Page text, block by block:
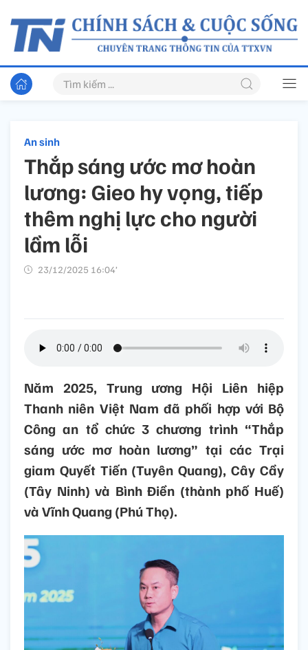
An sinh
Thắp sáng ước mơ hoàn
lương: Gieo hy vọng, tiếp
thêm nghị lực cho người
lầm lỗi
23/12/2025 16:04’
Năm 2025, Trung ương Hội Liên hiệp
Thanh niên Việt Nam đã phối hợp với Bộ
Công an tổ chức 3 chương trình “Thắp
sáng ước mơ hoàn lương” tại các Trại
giam Quyết Tiến (Tuyên Quang), Cây Cầy
(Tây Ninh) và Bình Điền (thành phố Huế)
và Vĩnh Quang (Phú Thọ).